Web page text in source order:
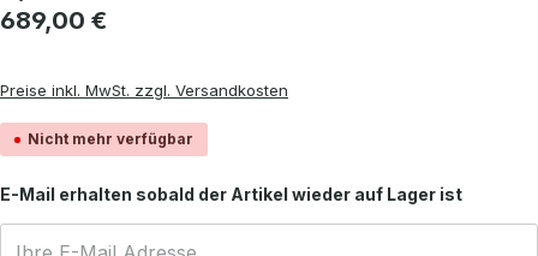
Regulärer Preis:
689,00 €
Preise inkl. MwSt. zzgl. Versandkosten
Nicht mehr verfügbar
E-Mail erhalten sobald der Artikel wieder auf Lager ist